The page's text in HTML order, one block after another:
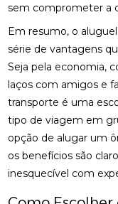
sem comprometer a
Em resumo, o
série de vantagens
Seja pela economia,
laços com amigos e
transporte é uma
tipo de viagem em
opção de alugar um
os benefícios são
inesquecível com